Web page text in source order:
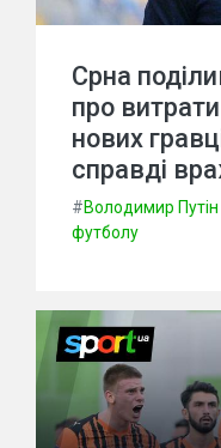
Срна
про
нових
справді
#Володимир Путін
футболу